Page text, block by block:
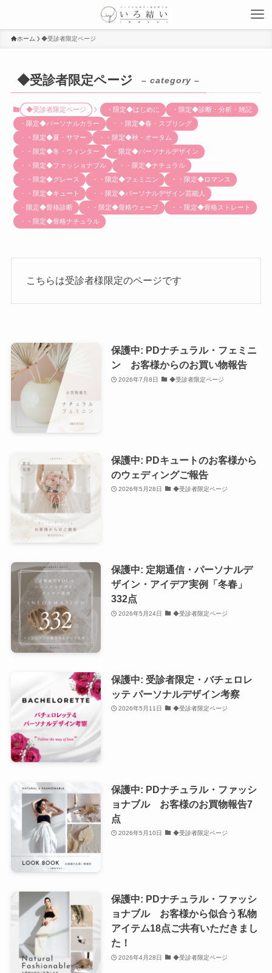
ホーム ◆受診者限定ページ
◆受診者限定ページ – category –
◆受診者限定ページ ・限定◆はじめに
・限定◆診断・分析・雑記
・限定◆パーソナルカラー
・・限定◆春・スプリング
・・限定◆夏・サマー
・・限定◆秋・オータム
・・限定◆冬・ウィンター
・限定◆パーソナルデザイン
・・限定◆ファッショナブル
・・限定◆ナチュラル
・・限定◆グレース
・・限定◆フェミニン
・・限定◆ロマンス
・・限定◆キュート
・・限定◆パーソナルデザイン芸能人
・限定◆骨格診断
・・限定◆骨格ウェーブ
・・限定◆骨格ストレート
・・限定◆骨格ナチュラル
こちらは受診者様限定のページです
保護中: PDナチュラル・フェミニ
ン お客様からのお買い物報告
2026年7月8日 ◆受診者限定ページ
保護中: PDキュートのお客様から
のウェディングご報告
2026年5月28日 ◆受診者限定ページ
保護中: 定期通信・パーソナルデ
ザイン・アイデア実例「冬春」
332点
2026年5月24日 ◆受診者限定ページ
保護中: 受診者限定・バチェロレ
ッテ パーソナルデザイン考察
2026年5月11日 ◆受診者限定ページ
保護中: PDナチュラル・ファッシ
ョナブル お客様のお買物報告7
点
2026年5月10日 ◆受診者限定ページ
保護中: PDナチュラル・ファッシ
ョナブル お客様から似合う私物
アイテム18点ご共有いただきまし
た！
2026年4月28日 ◆受診者限定ページ